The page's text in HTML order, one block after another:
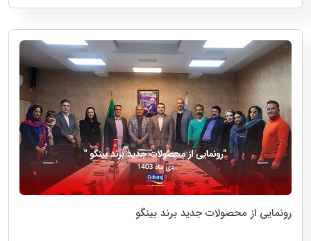
رونمایی از محصولات جدید برند بینگو